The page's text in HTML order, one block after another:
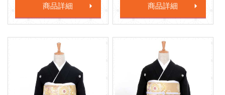
商品詳細 商品詳細